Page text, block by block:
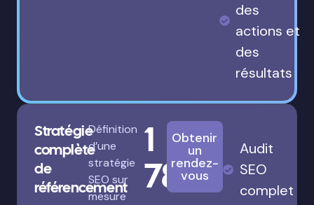
des
actions et
des
résultats
Stratégie
complète
de
référencement
Définition
d’une
stratégie
SEO sur
mesure
1
780€
Obtenir
un
rendez-
vous
Audit
SEO
complet